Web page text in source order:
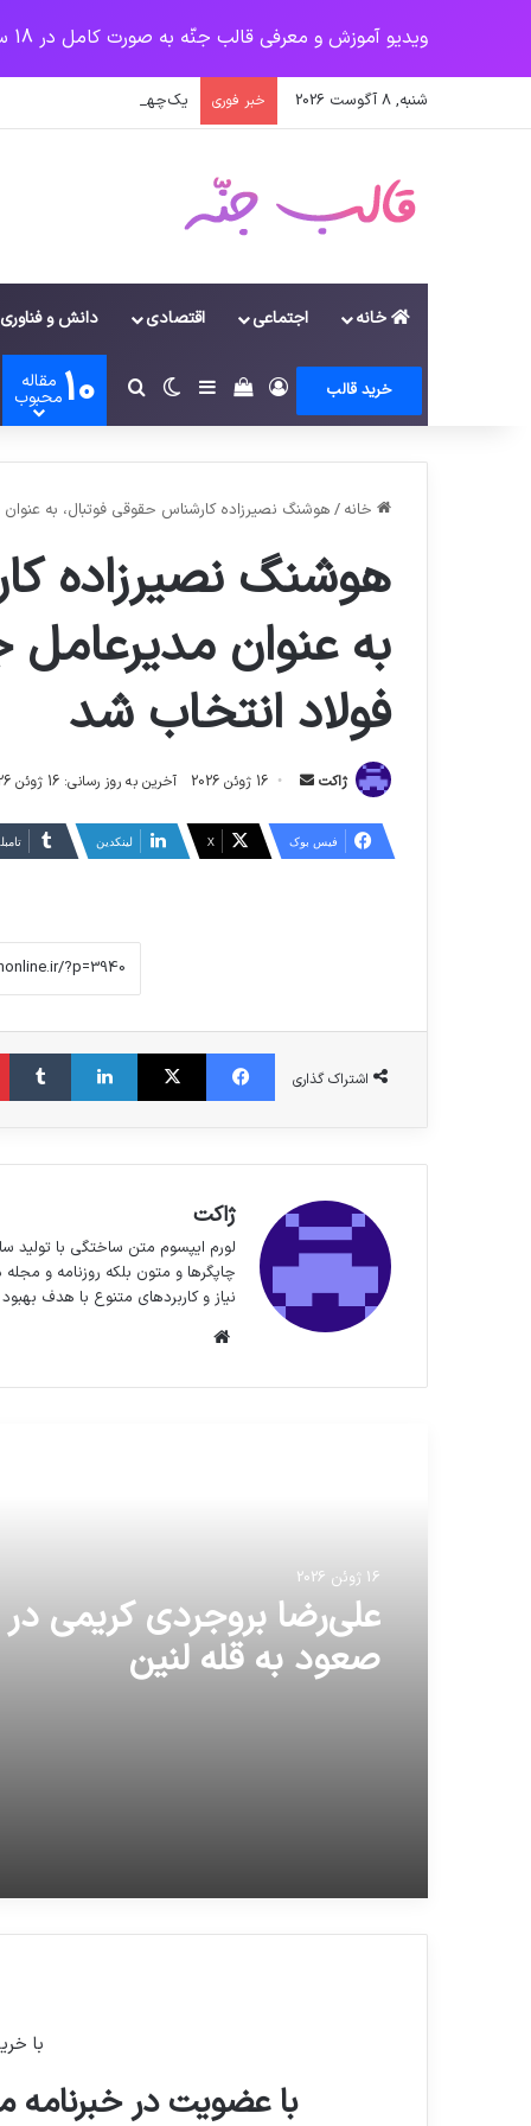
ویدیو آموزش و معرفی قالب جنّه به صورت کامل در 18 سرفصل
شنبه, 8 آگوست 2026 خبر فوری یک‌چهارم مرگ‌های روزانه
خانه اجتماعی اقتصادی دانش و فناوری
خرید قالب وروددیدن سبد خرید
سایدبارتغییر پوسته
جستجو برای
10 مقاله
محبوب
خانه /هوشنگ نصیرزاده کارشناس حقوقی فوتبال، به
هوشنگ نصیرزاده
به عنوان
فولاد انتخاب شد
ژاکت
ارسال 16 ژوئن 2026 آخرین به روز رسانی: 16 ژوئن 2026
فیس بوک X لینکدین
اشتراک گذاری
فیس بوک X لینکدین
ژاکت
لورم ایپسوم متن ساختگی با تولید
چاپگرها و متون بلکه روزنامه و
نیاز و کاربردهای متنوع با هدف
16 ژوئن 2026
علی‌رضا بروجردی کریمی
صعود به قله لنین
با
با عضویت در خبرنامه